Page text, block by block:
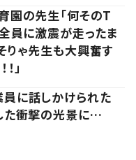
園の先生「何そのT
員に激震が走ったま
りゃ先生も大興奮す
」
に話しかけられた
た衝撃の光景に…